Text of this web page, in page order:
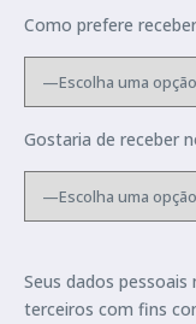
Como prefere
Gostaria de receber
Seus dados
terceiros com fins